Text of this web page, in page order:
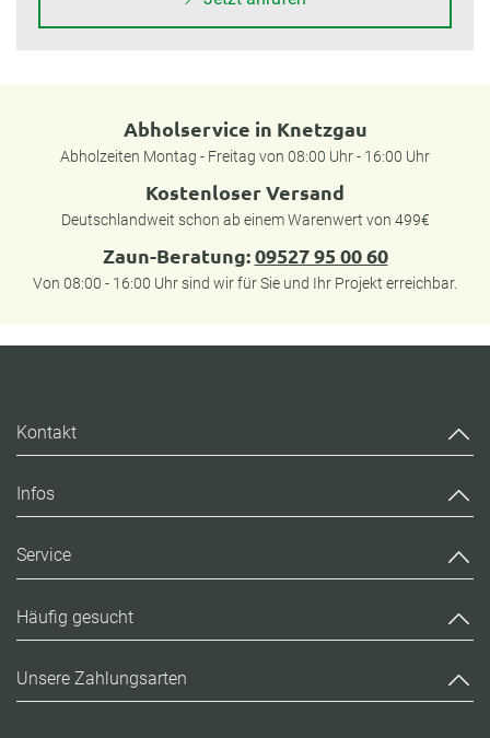
Abholservice in Knetzgau
Abholzeiten Montag - Freitag von 08:00 Uhr - 16:00 Uhr
Kostenloser Versand
Deutschlandweit schon ab einem Warenwert von 499€
Zaun-Beratung:09527 95 00 60
Von 08:00 - 16:00 Uhr sind wir für Sie und Ihr Projekt erreichbar.
Kontakt
Infos
Service
Häufig gesucht
Unsere Zahlungsarten